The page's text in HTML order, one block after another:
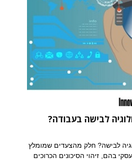
לבישה בעבודה?
לבישה? חלק מהצעדים שמומלץ
בהם, זיהוי הסיכונים הכרוכים